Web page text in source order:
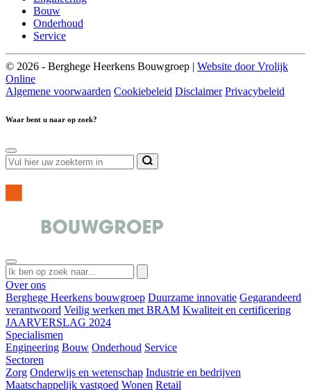
Bouw
Onderhoud
Service
© 2026 - Berghege Heerkens Bouwgroep | Website door Vrolijk
Online
Algemene voorwaarden Cookiebeleid Disclaimer Privacybeleid
Waar bent u naar op zoek?
Over ons
Berghege Heerkens bouwgroep Duurzame innovatie Gegarandeerd
verantwoord Veilig werken met BRAM Kwaliteit en certificering
JAARVERSLAG 2024
Specialismen
Engineering Bouw Onderhoud Service
Sectoren
Zorg Onderwijs en wetenschap Industrie en bedrijven
Maatschappelijk vastgoed Wonen Retail